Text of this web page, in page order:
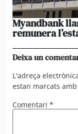
Myandbank
remunera
Deixa un
L'adreça
estan marcats amb
Comentari *